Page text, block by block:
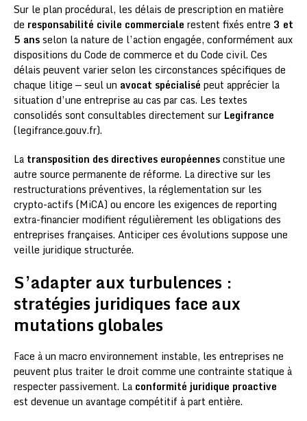
Sur le plan procédural, les délais de prescription en matière
de responsabilité civile commerciale restent fixés entre 3 et
5 ansselon la nature de l’action engagée, conformément aux
dispositions du Code de commerce et du Code civil. Ces
délais peuvent varier selon les circonstances spécifiques de
chaque litige — seul un avocat spécialisé peut apprécier la
situation d’une entreprise au cas par cas. Les textes
consolidés sont consultables directement sur Legifrance
(legifrance.gouv.fr).
La transposition des directives européennesconstitue une
autre source permanente de réforme. La directive sur les
restructurations préventives, la réglementation sur les
crypto-actifs (MiCA) ou encore les exigences de reporting
extra-financier modifient régulièrement les obligations des
entreprises françaises. Anticiper ces évolutions suppose une
veille juridique structurée.
S’adapter aux turbulences :
stratégies juridiques face aux
mutations globales
Face à un macro environnement instable, les entreprises ne
peuvent plus traiter le droit comme une contrainte statique à
respecter passivement. La conformité juridique proactive
est devenue un avantage compétitif à part entière.